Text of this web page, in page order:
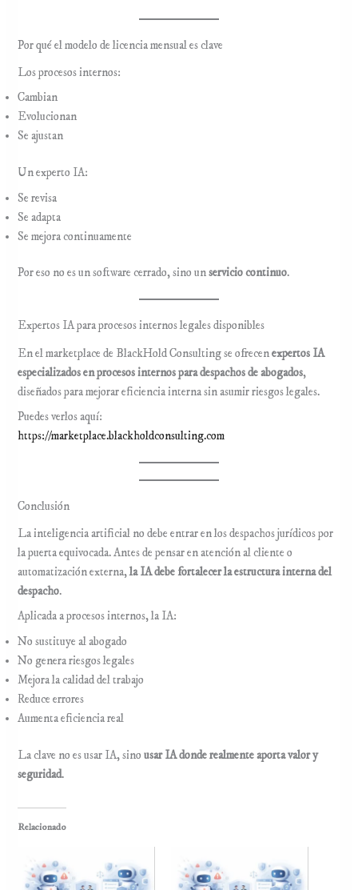
Por qué el modelo de licencia mensual es clave
Los procesos internos:
Cambian
Evolucionan
Se ajustan
Un experto IA:
Se revisa
Se adapta
Se mejora continuamente
Por eso no es un software cerrado, sino unservicio continuo.
Expertos IA para procesos internos legales disponibles
En el marketplace de BlackHold Consulting se ofrecenexpertos IA
especializados en procesos internos para despachos de abogados,
diseñados para mejorar eficiencia interna sin asumir riesgos legales.
Puedes verlos aquí:
https://marketplace.blackholdconsulting.com
Conclusión
La inteligencia artificial no debe entrar en los despachos jurídicos por
la puerta equivocada. Antes de pensar en atención al cliente o
automatización externa,la IA debe fortalecer la estructura interna del
despacho.
Aplicada a procesos internos, la IA:
No sustituye al abogado
No genera riesgos legales
Mejora la calidad del trabajo
Reduce errores
Aumenta eficiencia real
La clave no es usar IA, sinousar IA donde realmente aporta valor y
seguridad.
Relacionado